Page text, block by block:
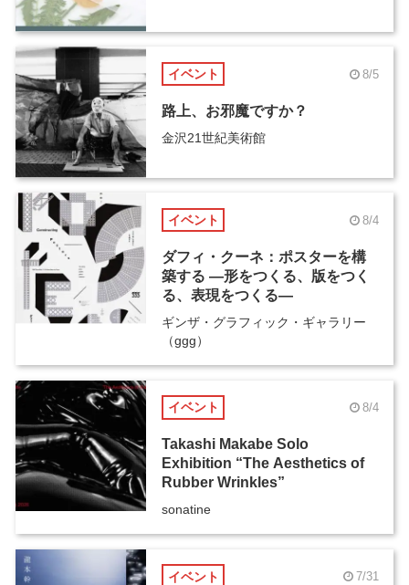
イベント 8/5
路上、お邪魔ですか？
金沢21世紀美術館
イベント 8/4
ダフィ・クーネ：ポスターを構
築する ―形をつくる、版をつく
る、表現をつくる―
ギンザ・グラフィック・ギャラリー
（ggg）
イベント 8/4
Takashi Makabe Solo
Exhibition “The Aesthetics of
Rubber Wrinkles”
sonatine
イベント 7/31